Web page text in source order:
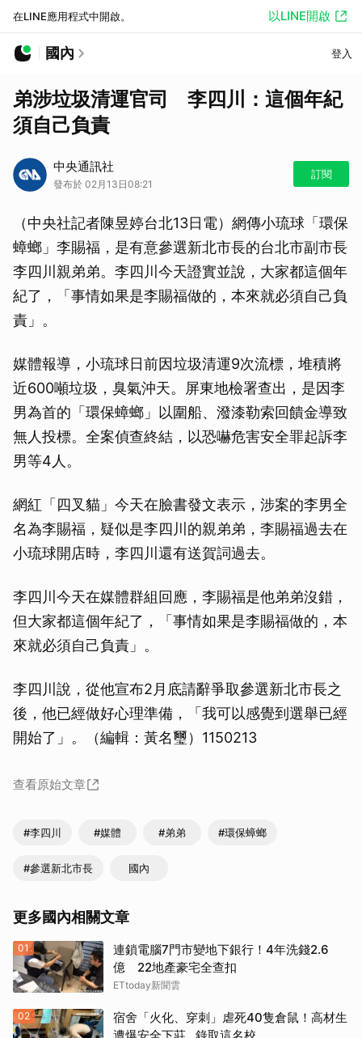
在LINE應用程式中開啟。 以LINE開啟
國內 登入
弟涉垃圾清運官司 李四川：這個年紀
須自己負責
中央通訊社
發布於 02月13日08:21
訂閱
（中央社記者陳昱婷台北13日電）網傳小琉球「環保
蟑螂」李賜福，是有意參選新北市長的台北市副市長
李四川親弟弟。李四川今天證實並說，大家都這個年
紀了，「事情如果是李賜福做的，本來就必須自己負
責」。
媒體報導，小琉球日前因垃圾清運9次流標，堆積將
近600噸垃圾，臭氣沖天。屏東地檢署查出，是因李
男為首的「環保蟑螂」以圍船、潑漆勒索回饋金導致
無人投標。全案偵查終結，以恐嚇危害安全罪起訴李
男等4人。
網紅「四叉貓」今天在臉書發文表示，涉案的李男全
名為李賜福，疑似是李四川的親弟弟，李賜福過去在
小琉球開店時，李四川還有送賀詞過去。
李四川今天在媒體群組回應，李賜福是他弟弟沒錯，
但大家都這個年紀了，「事情如果是李賜福做的，本
來就必須自己負責」。
李四川說，從他宣布2月底請辭爭取參選新北市長之
後，他已經做好心理準備，「我可以感覺到選舉已經
開始了」。（編輯：黃名璽）1150213
查看原始文章
#李四川 #媒體 #弟弟 #環保蟑螂
#參選新北市長 國內
更多國內相關文章
01
連鎖電腦7門市變地下銀行！4年洗錢2.6
億 22地產豪宅全查扣
ETtoday新聞雲
02
宿舍「火化、穿刺」虐死40隻倉鼠！高材生